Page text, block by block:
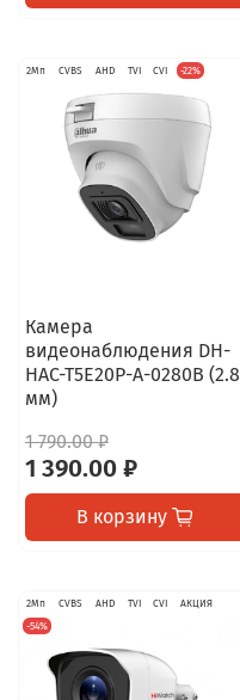
2Мп CVBS AHD TVI CVI -22%
Камера
видеонаблюдения DH-
HAC-T5E20P-A-0280B (2.8
мм)
1 790.00 ₽
1 390.00 ₽
В корзину
2Мп CVBS AHD TVI CVI
АКЦИЯ
-54%